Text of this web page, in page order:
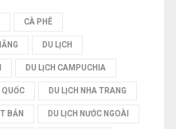
CÀ PHÊ
DU LỊCH
DU LỊCH CAMPUCHIA
QUỐC DU LỊCH NHA TRANG
BẢN DU LỊCH NƯỚC NGOÀI